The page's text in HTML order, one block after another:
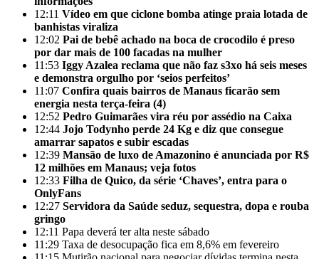
12:11 Vídeo em que ciclone bomba atinge praia lotada de
banhistas viraliza
12:02 Pai de bebê achado na boca de crocodilo é preso
por dar mais de 100 facadas na mulher
11:53 Iggy Azalea reclama que não faz s3xo há seis meses
e demonstra orgulho por ‘seios perfeitos’
11:07 Confira quais bairros de Manaus ficarão sem
energia nesta terça-feira (4)
12:52 Pedro Guimarães vira réu por assédio na Caixa
12:44 Jojo Todynho perde 24 Kg e diz que consegue
amarrar sapatos e subir escadas
12:39 Mansão de luxo de Amazonino é anunciada por R$
12 milhões em Manaus; veja fotos
12:33 Filha de Quico, da série ‘Chaves’, entra para o
OnlyFans
12:27 Servidora da Saúde seduz, sequestra, dopa e rouba
gringo
12:11 Papa deverá ter alta neste sábado
11:29 Taxa de desocupação fica em 8,6% em fevereiro